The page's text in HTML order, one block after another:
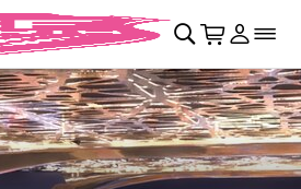
􀊫 Cart
􀍩 Se
􀉩􀌇